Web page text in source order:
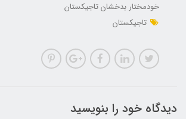
خودمختار بدخشان تاجیکستان
تاجیکستان
دیدگاه خود را بنویسید